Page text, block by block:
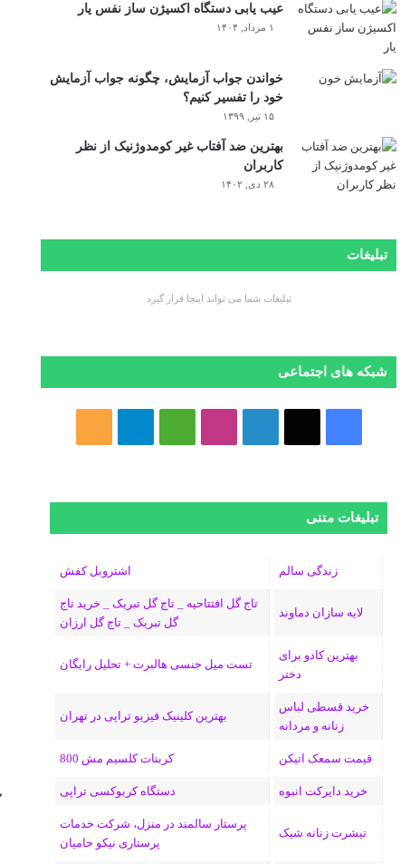
عیب یابی دستگاه اکسیژن ساز نفس یار
۱ مرداد, ۱۴۰۴
خواندن جواب آزمایش، چگونه جواب آزمایش
خود را تفسیر کنیم؟
۱۵ تیر, ۱۳۹۹
بهترین ضد آفتاب غیر کومدوژنیک از نظر
کاربران
۲۸ دی, ۱۴۰۲
تبلیغات
تبلیغات شما می تواند اینجا قرار گیرد
شبکه های اجتماعی
س
ب
و
ک
ک
س
ن
ک
ا
ن
س
ا
ا
d
i
m
گ
ر
ا
م
ر
ا
ک
تبلیغات متنی
زندگی سالم اشتروبل کفش
لایه سازان دماوند
تاج گل افتتاحیه _ تاج گل تبریک _ خرید تاج
گل تبریک _ تاج گل ارزان
بهترین کادو برای
دختر
تست میل جنسی هالبرت + تحلیل رایگان
خرید قسطی لباس
زنانه و مردانه
بهترین کلینیک فیزیو تراپی در تهران
قیمت سمعک اتیکن کربنات کلسیم مش 800
خرید دایرکت انبوه دستگاه کربوکسی تراپی
تیشرت زنانه شیک
پرستار سالمند در منزل، شرکت خدمات
پرستاری نیکو حامیان